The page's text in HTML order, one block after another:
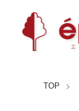
TOP